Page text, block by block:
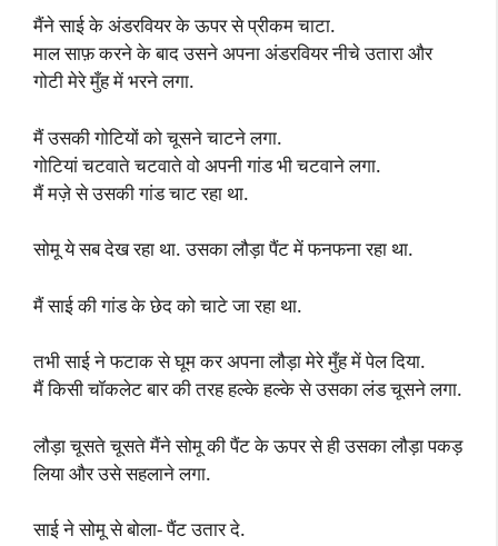
मैंने साई के अंडरवियर के ऊपर से प्रीकम चाटा.
माल साफ़ करने के बाद उसने अपना अंडरवियर नीचे उतारा और
गोटी मेरे मुँह में भरने लगा.
मैं उसकी गोटियों को चूसने चाटने लगा.
गोटियां चटवाते चटवाते वो अपनी गांड भी चटवाने लगा.
मैं मज़े से उसकी गांड चाट रहा था.
सोमू ये सब देख रहा था. उसका लौड़ा पैंट में फनफना रहा था.
मैं साई की गांड के छेद को चाटे जा रहा था.
तभी साई ने फटाक से घूम कर अपना लौड़ा मेरे मुँह में पेल दिया.
मैं किसी चॉकलेट बार की तरह हल्के हल्के से उसका लंड चूसने लगा.
लौड़ा चूसते चूसते मैंने सोमू की पैंट के ऊपर से ही उसका लौड़ा पकड़
लिया और उसे सहलाने लगा.
साई ने सोमू से बोला- पैंट उतार दे.